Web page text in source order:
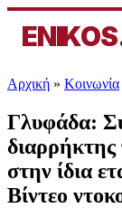
ENIKOS
Αρχική » Κοινωνία
Γλυφάδα:
διαρρήκτης
στην ίδια
Βίντεο